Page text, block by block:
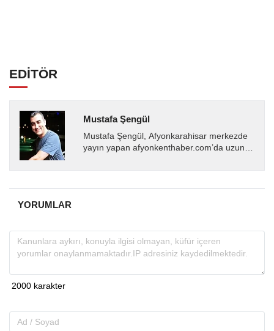
EDİTÖR
Mustafa Şengül
Mustafa Şengül, Afyonkarahisar merkezde
yayın yapan afyonkenthaber.com’da uzun
almakta, haber akışı...
YORUMLAR